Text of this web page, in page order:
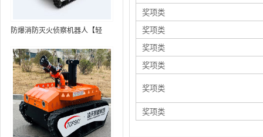
防爆消防灭火侦察机器人【轻
装置+语音控制+跟随功能+5G控
制+水炮跟踪火焰+自主导航）
奖项类
奖项类
奖项类
奖项类
奖项类
奖项类